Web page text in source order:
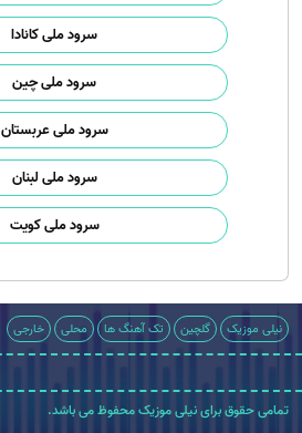
سرود ملی کانادا
سرود ملی چین
سرود ملی عربستان
سرود ملی لبنان
سرود ملی کویت
نیلی موزیک گلچین تک آهنگ ها محلی خارجی
تمامی حقوق برای نیلی موزیک محفوظ می باشد.